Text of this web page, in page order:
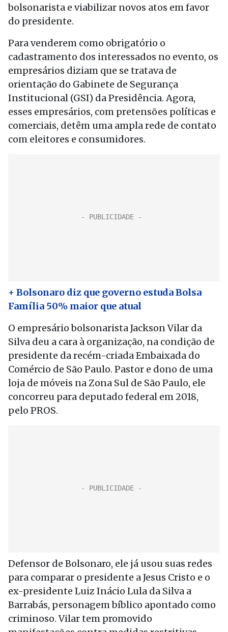
bolsonarista e viabilizar novos atos em favor
do presidente.
Para venderem como obrigatório o
cadastramento dos interessados no evento, os
empresários diziam que se tratava de
orientação do Gabinete de Segurança
Institucional (GSI) da Presidência. Agora,
esses empresários, com pretensões políticas e
comerciais, detêm uma ampla rede de contato
com eleitores e consumidores.
+ Bolsonaro diz que governo estuda Bolsa
Família 50% maior que atual
O empresário bolsonarista Jackson Vilar da
Silva deu a cara à organização, na condição de
presidente da recém-criada Embaixada do
Comércio de São Paulo. Pastor e dono de uma
loja de móveis na Zona Sul de São Paulo, ele
concorreu para deputado federal em 2018,
pelo PROS.
Defensor de Bolsonaro, ele já usou suas redes
para comparar o presidente a Jesus Cristo e o
ex-presidente Luiz Inácio Lula da Silva a
Barrabás, personagem bíblico apontado como
criminoso. Vilar tem promovido